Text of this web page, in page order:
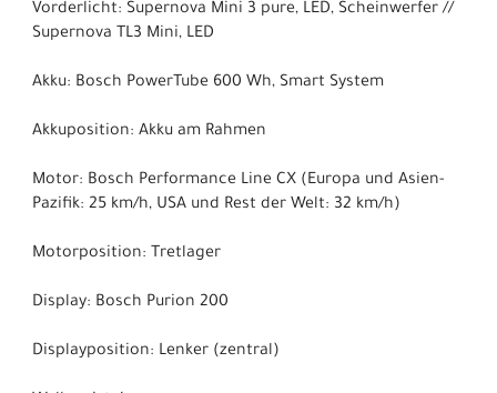
Vorderlicht: Supernova Mini 3 pure, LED, Scheinwerfer //
Supernova TL3 Mini, LED
Akku: Bosch PowerTube 600 Wh, Smart System
Akkuposition: Akku am Rahmen
Motor: Bosch Performance Line CX (Europa und Asien-
Pazifik: 25 km/h, USA und Rest der Welt: 32 km/h)
Motorposition: Tretlager
Display: Bosch Purion 200
Displayposition: Lenker (zentral)